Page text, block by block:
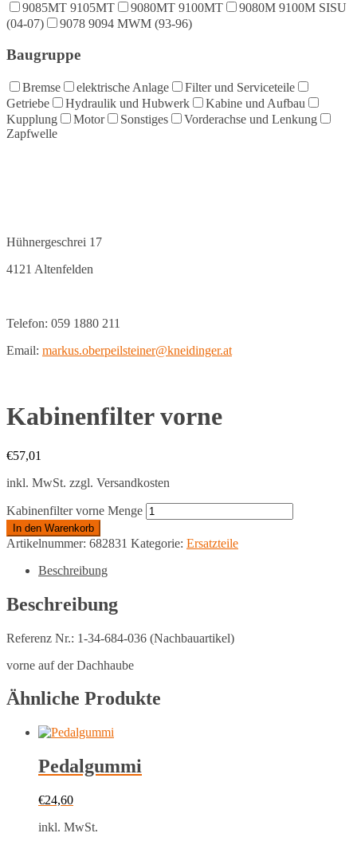
9085MT 9105MT
9080MT 9100MT
9080M 9100M SISU
(04-07)
9078 9094 MWM (93-96)
Baugruppe
Bremse elektrische Anlage
Filter und Serviceteile
Getriebe
Hydraulik und Hubwerk
Kabine und Aufbau
Kupplung
Motor Sonstiges
Vorderachse und Lenkung
Zapfwelle
Hühnergeschrei 17
4121 Altenfelden
Telefon: 059 1880 211
Email: markus.oberpeilsteiner@kneidinger.at
Kabinenfilter vorne
€57,01
inkl. MwSt. zzgl. Versandkosten
Kabinenfilter vorne Menge
In den Warenkorb
Artikelnummer: 682831 Kategorie: Ersatzteile
Beschreibung
Beschreibung
Referenz Nr.: 1-34-684-036 (Nachbauartikel)
vorne auf der Dachhaube
Ähnliche Produkte
Pedalgummi
€24,60
inkl. MwSt.